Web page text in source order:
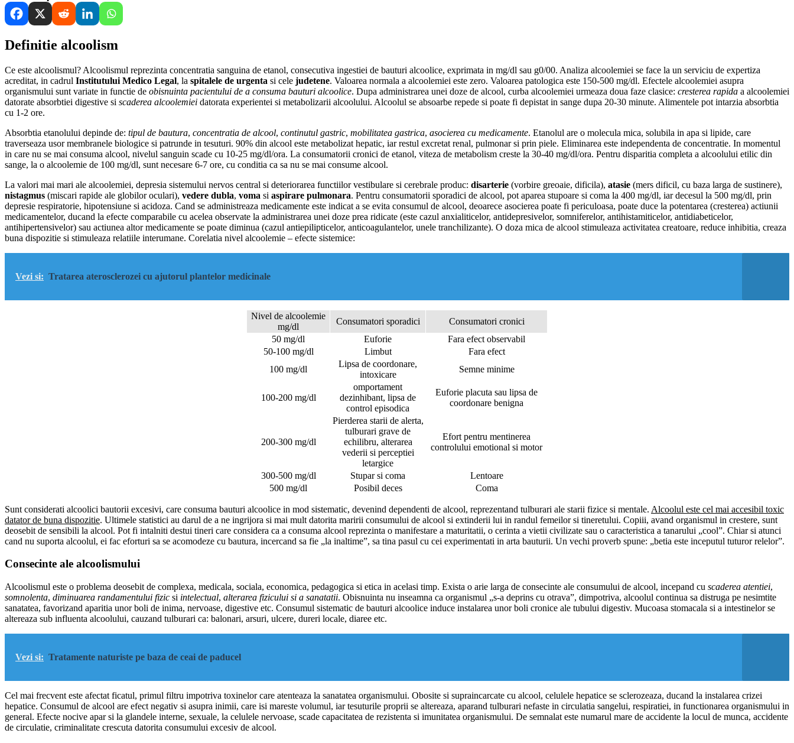
Definitie alcoolism
Ce este alcoolismul? Alcoolismul reprezinta concentratia sanguina de etanol, consecutiva ingestiei de bauturi alcoolice, exprimata in mg/dl sau g0/00. Analiza alcoolemiei se face la un serviciu de expertiza
acreditat, in cadrul Institutului Medico Legal, la spitalele de urgenta si cele judetene. Valoarea normala a alcoolemiei este zero. Valoarea patologica este 150-500 mg/dl. Efectele alcoolemiei asupra
organismului sunt variate in functie de obisnuinta pacientului de a consuma bauturi alcoolice. Dupa administrarea unei doze de alcool, curba alcoolemiei urmeaza doua faze clasice: cresterea rapida a alcoolemiei
datorate absorbtiei digestive si scaderea alcoolemiei datorata experientei si metabolizarii alcoolului. Alcoolul se absoarbe repede si poate fi depistat in sange dupa 20-30 minute. Alimentele pot intarzia absorbtia
cu 1-2 ore.
Absorbtia etanolului depinde de: tipul de bautura, concentratia de alcool, continutul gastric, mobilitatea gastrica, asocierea cu medicamente. Etanolul are o molecula mica, solubila in apa si lipide, care
traverseaza usor membranele biologice si patrunde in tesuturi. 90% din alcool este metabolizat hepatic, iar restul excretat renal, pulmonar si prin piele. Eliminarea este independenta de concentratie. In momentul
in care nu se mai consuma alcool, nivelul sanguin scade cu 10-25 mg/dl/ora. La consumatorii cronici de etanol, viteza de metabolism creste la 30-40 mg/dl/ora. Pentru disparitia completa a alcoolului etilic din
sange, la o alcoolemie de 100 mg/dl, sunt necesare 6-7 ore, cu conditia ca sa nu se mai consume alcool.
La valori mai mari ale alcoolemiei, depresia sistemului nervos central si deteriorarea functiilor vestibulare si cerebrale produc: disarterie (vorbire greoaie, dificila), atasie (mers dificil, cu baza larga de sustinere),
nistagmus (miscari rapide ale globilor oculari), vedere dubla, voma si aspirare pulmonara. Pentru consumatorii sporadici de alcool, pot aparea stupoare si coma la 400 mg/dl, iar decesul la 500 mg/dl, prin
depresie respiratorie, hipotensiune si acidoza. Cand se administreaza medicamente este indicat a se evita consumul de alcool, deoarece asocierea poate fi periculoasa, poate duce la potentarea (cresterea) actiunii
medicamentelor, ducand la efecte comparabile cu acelea observate la administrarea unei doze prea ridicate (este cazul anxialiticelor, antidepresivelor, somniferelor, antihistamiticelor, antidiabeticelor,
antihipertensivelor) sau actiunea altor medicamente se poate diminua (cazul antiepilipticelor, anticoagulantelor, unele tranchilizante). O doza mica de alcool stimuleaza activitatea creatoare, reduce inhibitia, creaza
buna dispozitie si stimuleaza relatiile interumane. Corelatia nivel alcoolemie – efecte sistemice:
Vezi si: Tratarea aterosclerozei cu ajutorul plantelor medicinale
Nivel de alcoolemie
mg/dl
Consumatori sporadici
Consumatori cronici
50 mg/dl
Euforie
Fara efect observabil
50-100 mg/dl
Limbut
Fara efect
100 mg/dl
Lipsa de coordonare,
intoxicare
Semne minime
100-200 mg/dl
omportament
dezinhibant, lipsa de
control episodica
Euforie placuta sau lipsa de
coordonare benigna
200-300 mg/dl
Pierderea starii de alerta,
tulburari grave de
echilibru, alterarea
vederii si perceptiei
letargice
Efort pentru mentinerea
controlului emotional si motor
300-500 mg/dl Stupar si coma
Lentoare
500 mg/dl
Posibil deces Coma
Sunt considerati alcoolici bautorii excesivi, care consuma bauturi alcoolice in mod sistematic, devenind dependenti de alcool, reprezentand tulburari ale starii fizice si mentale. Alcoolul este cel mai accesibil toxic
datator de buna dispozitie. Ultimele statistici au darul de a ne ingrijora si mai mult datorita maririi consumului de alcool si extinderii lui in randul femeilor si tineretului. Copiii, avand organismul in crestere, sunt
deosebit de sensibili la alcool. Pot fi intalniti destui tineri care considera ca a consuma alcool reprezinta o manifestare a maturitatii, o cerinta a vietii civilizate sau o caracteristica a tanarului „cool”. Chiar si atunci
cand nu suporta alcoolul, ei fac eforturi sa se acomodeze cu bautura, incercand sa fie „la inaltime”, sa tina pasul cu cei experimentati in arta bauturii. Un vechi proverb spune: „betia este inceputul tuturor relelor”.
Consecinte ale alcoolismului
Alcoolismul este o problema deosebit de complexa, medicala, sociala, economica, pedagogica si etica in acelasi timp. Exista o arie larga de consecinte ale consumului de alcool, incepand cu scaderea atentiei,
somnolenta, diminuarea randamentului fizic si intelectual, alterarea fizicului si a sanatatii. Obisnuinta nu inseamna ca organismul „s-a deprins cu otrava”, dimpotriva, alcoolul continua sa distruga pe nesimtite
sanatatea, favorizand aparitia unor boli de inima, nervoase, digestive etc. Consumul sistematic de bauturi alcoolice induce instalarea unor boli cronice ale tubului digestiv. Mucoasa stomacala si a intestinelor se
altereaza sub influenta alcoolului, cauzand tulburari ca: balonari, arsuri, ulcere, dureri locale, diaree etc.
Vezi si: Tratamente naturiste pe baza de ceai de paducel
Cel mai frecvent este afectat ficatul, primul filtru impotriva toxinelor care atenteaza la sanatatea organismului. Obosite si supraincarcate cu alcool, celulele hepatice se sclerozeaza, ducand la instalarea crizei
hepatice. Consumul de alcool are efect negativ si asupra inimii, care isi mareste volumul, iar tesuturile proprii se altereaza, aparand tulburari nefaste in circulatia sangelui, respiratiei, in functionarea organismului in
general. Efecte nocive apar si la glandele interne, sexuale, la celulele nervoase, scade capacitatea de rezistenta si imunitatea organismului. De semnalat este numarul mare de accidente la locul de munca, accidente
de circulatie, criminalitate crescuta datorita consumului excesiv de alcool.